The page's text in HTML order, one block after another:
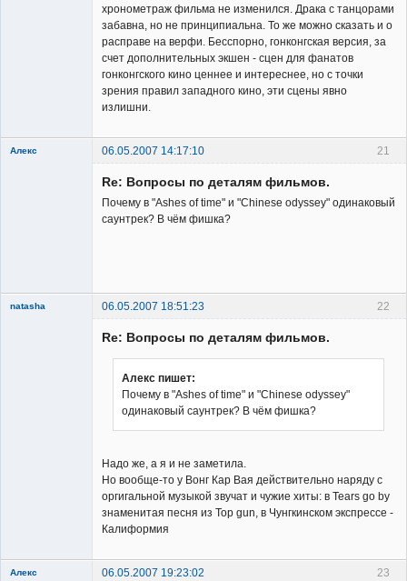
хронометраж фильма не изменился. Драка с танцорами
забавна, но не принципиальна. То же можно сказать и о
расправе на верфи. Бесспорно, гонконгская версия, за
счет дополнительных экшен - сцен для фанатов
гонконгского кино ценнее и интереснее, но с точки
зрения правил западного кино, эти сцены явно
излишни.
21
Алекс
06.05.2007 14:17:10
Re: Вопросы по деталям фильмов.
Почему в "Ashes of time" и "Chinese odyssey" одинаковый
саунтрек? В чём фишка?
22
natasha 06.05.2007 18:51:23
Re: Вопросы по деталям фильмов.
Алекс пишет:
Почему в "Ashes of time" и "Chinese odyssey"
одинаковый саунтрек? В чём фишка?
Надо же, а я и не заметила.
Но вообще-то у Вонг Кар Вая действительно наряду с
оргигальной музыкой звучат и чужие хиты: в Tears go by
знаменитая песня из Top gun, в Чунгкинском экспрессе -
Калиформия
23
Алекс
06.05.2007 19:23:02